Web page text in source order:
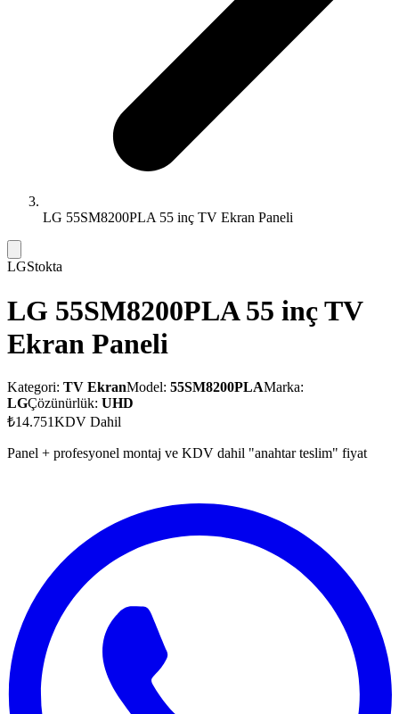
LG 55SM8200PLA 55 inç TV Ekran Paneli
LGStokta
LG 55SM8200PLA 55 inç TV
Ekran Paneli
Kategori: TV EkranModel: 55SM8200PLAMarka:
LGÇözünürlük: UHD
₺14.751KDV Dahil
Panel + profesyonel montaj ve KDV dahil "anahtar teslim" fiyat